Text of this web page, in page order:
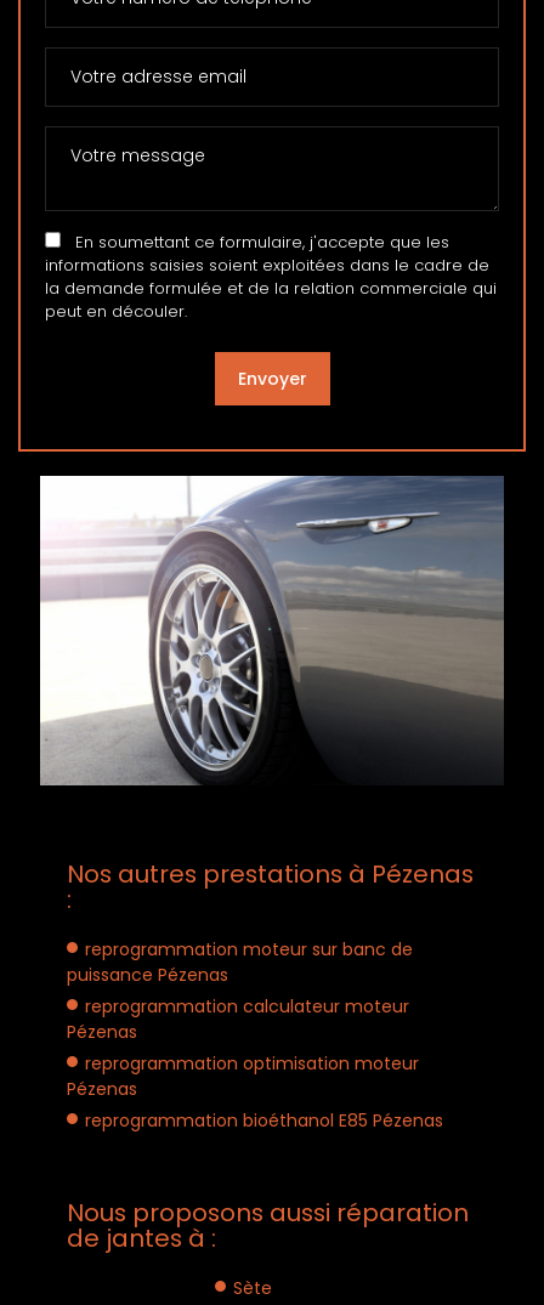
En soumettant ce formulaire, j'accepte que les
informations saisies soient exploitées dans le cadre de
la demande formulée et de la relation commerciale qui
peut en découler.
Nos autres prestations à Pézenas
:
reprogrammation moteur sur banc de
puissance Pézenas
reprogrammation calculateur moteur
Pézenas
reprogrammation optimisation moteur
Pézenas
reprogrammation bioéthanol E85 Pézenas
Nous proposons aussi réparation
de jantes à :
Sète